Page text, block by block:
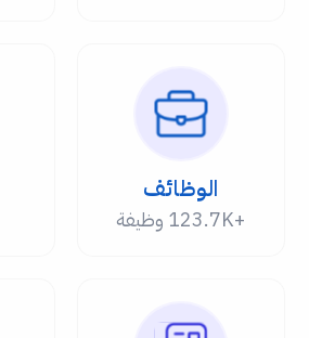
الوظائف
+123.7K وظيفة